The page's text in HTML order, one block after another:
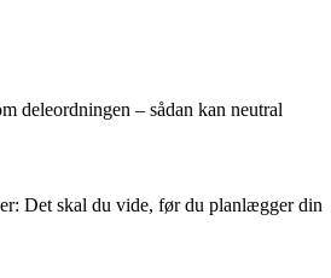
deleordningen – sådan kan neutral
Det skal du vide, før du planlægger din